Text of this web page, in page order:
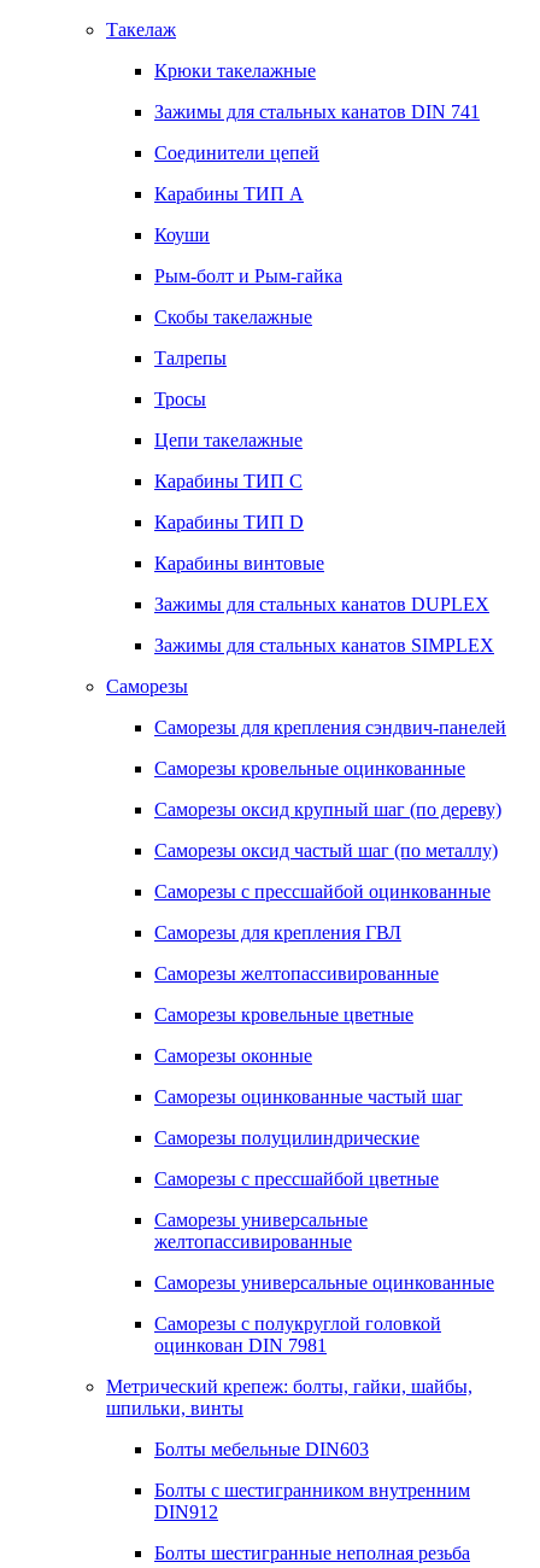
Такелаж
Крюки такелажные
Зажимы для стальных канатов DIN 741
Соединители цепей
Карабины ТИП А
Коуши
Рым-болт и Рым-гайка
Скобы такелажные
Талрепы
Тросы
Цепи такелажные
Карабины ТИП C
Карабины ТИП D
Карабины винтовые
Зажимы для стальных канатов DUPLEX
Зажимы для стальных канатов SIMPLEX
Саморезы
Саморезы для крепления сэндвич-панелей
Саморезы кровельные оцинкованные
Саморезы оксид крупный шаг (по дереву)
Саморезы оксид частый шаг (по металлу)
Саморезы с прессшайбой оцинкованные
Саморезы для крепления ГВЛ
Саморезы желтопассивированные
Саморезы кровельные цветные
Саморезы оконные
Саморезы оцинкованные частый шаг
Саморезы полуцилиндрические
Саморезы с прессшайбой цветные
Саморезы универсальные
желтопассивированные
Саморезы универсальные оцинкованные
Саморезы с полукруглой головкой
оцинкован DIN 7981
Метрический крепеж: болты, гайки, шайбы,
шпильки, винты
Болты мебельные DIN603
Болты с шестигранником внутренним
DIN912
Болты шестигранные неполная резьба